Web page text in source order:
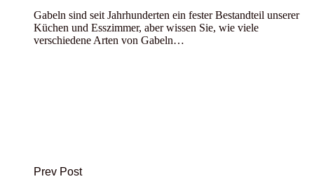
Gabeln sind seit Jahrhunderten ein fester Bestandteil unserer
Küchen und Esszimmer, aber wissen Sie, wie viele
verschiedene Arten von Gabeln…
Prev Post